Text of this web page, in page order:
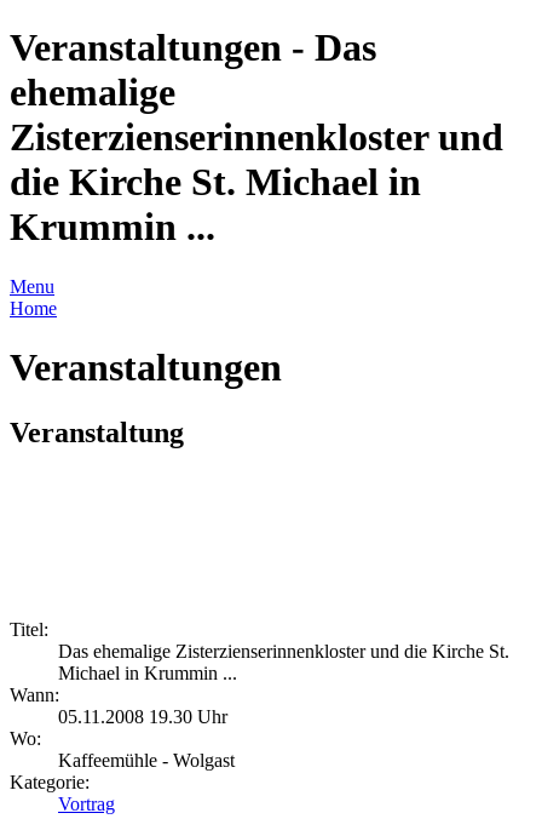
Veranstaltungen - Das
ehemalige
Zisterzienserinnenkloster und
die Kirche St. Michael in
Krummin ...
Menu
Home
Veranstaltungen
Veranstaltung
Titel:
Das ehemalige Zisterzienserinnenkloster und die Kirche St.
Michael in Krummin ...
Wann:
05.11.2008 19.30 Uhr
Wo:
Kaffeemühle - Wolgast
Kategorie:
Vortrag